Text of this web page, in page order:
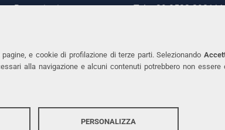
e cookie di profilazione di terze parti. Selezionando
alla navigazione e alcuni contenuti potrebbero non
PERSONALIZZA
Ramaciotti
Tel. +39 0532 293111